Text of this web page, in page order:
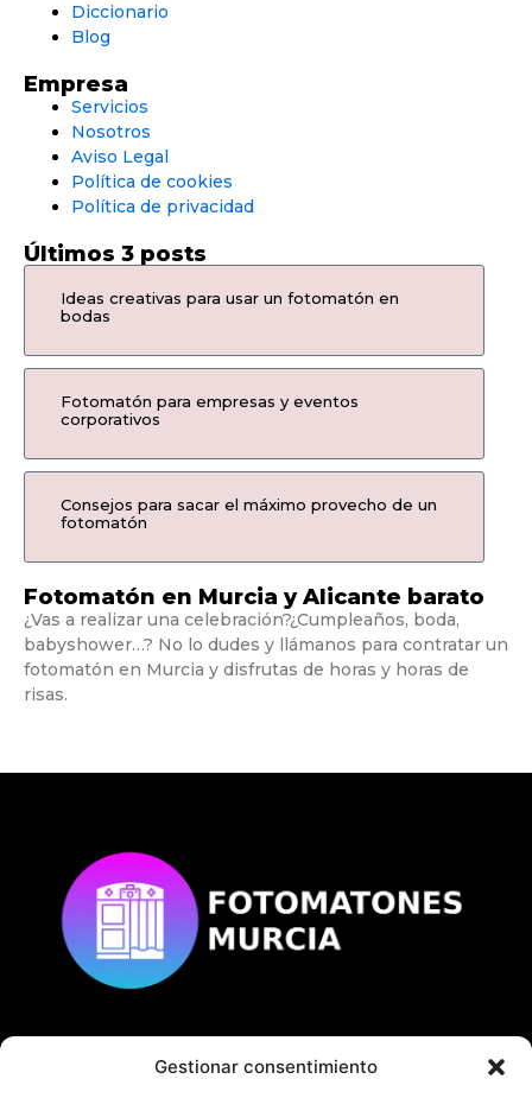
Gestionar consentimiento
Diccionario
Blog
Empresa
Servicios
Nosotros
Aviso Legal
Política de cookies
Política de privacidad
Últimos 3 posts
Ideas creativas para usar un fotomatón en
bodas
Fotomatón para empresas y eventos
corporativos
Consejos para sacar el máximo provecho de un
fotomatón
Fotomatón en Murcia y Alicante barato
¿Vas a realizar una celebración?¿Cumpleaños, boda,
babyshower…? No lo dudes y llámanos para contratar un
fotomatón en Murcia y disfrutas de horas y horas de
risas.
© Copyrightfotomatonesmurcia.es